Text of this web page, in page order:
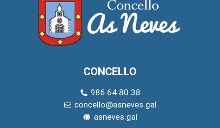
CONCELLO
986 64 80 38
concello@asneves.gal
asneves.gal